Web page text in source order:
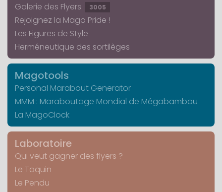
Galerie des Flyers
3005
Rejoignez la Mago Pride !
Les Figures de Style
Herméneutique des sortilèges
Magotools
Personal Marabout Generator
MMM : Maraboutage Mondial de Mégabambou
La MagoClock
Laboratoire
Qui veut gagner des flyers ?
Le Taquin
Le Pendu